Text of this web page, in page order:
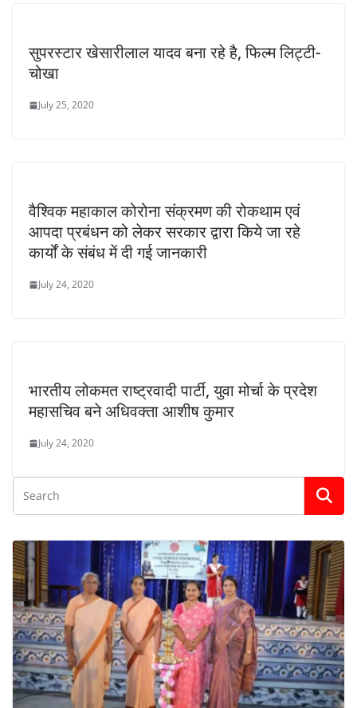
सुपरस्टार खेसारीलाल यादव बना रहे है, फिल्म लिट्टी-
चोखा
July 25, 2020
वैश्विक महाकाल कोरोना संक्रमण की रोकथाम एवं
आपदा प्रबंधन को लेकर सरकार द्वारा किये जा रहे
कार्यों के संबंध में दी गई जानकारी
July 24, 2020
भारतीय लोकमत राष्ट्रवादी पार्टी, युवा मोर्चा के प्रदेश
महासचिव बने अधिवक्ता आशीष कुमार
July 24, 2020